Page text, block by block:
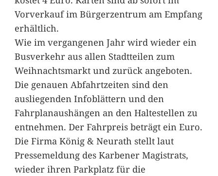
Vorverkauf im Bürgerzentrum am Empfang
erhältlich.
Wie im vergangenen Jahr wird wieder ein
Busverkehr aus allen Stadtteilen zum
Weihnachtsmarkt und zurück angeboten.
Die genauen Abfahrtzeiten sind den
ausliegenden Infoblättern und den
Fahrplanaushängen an den Haltestellen zu
entnehmen. Der Fahrpreis beträgt ein Euro.
Die Firma König & Neurath stellt laut
Pressemeldung des Karbener Magistrats,
wieder ihren Parkplatz für die